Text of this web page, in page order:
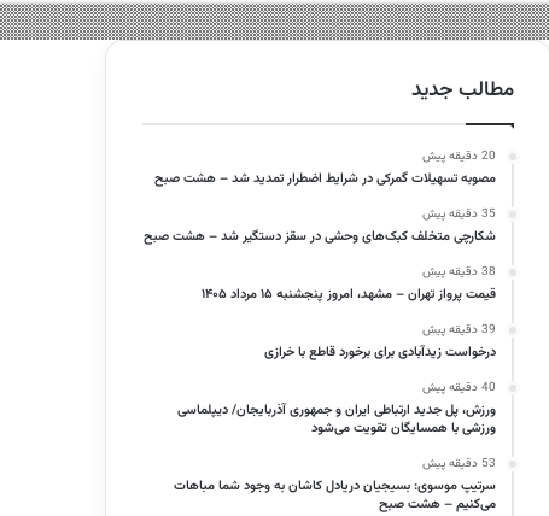
مطالب جدید
20 دقیقه پیش
مصوبه تسهیلات گمرکی در شرایط اضطرار تمدید شد – هشت صبح
35 دقیقه پیش
شکارچی متخلف کبک‌های وحشی در سقز دستگیر شد – هشت صبح
38 دقیقه پیش
قیمت پرواز تهران – مشهد، امروز پنجشنبه ۱۵ مرداد ۱۴۰۵
39 دقیقه پیش
درخواست زیدآبادی برای برخورد قاطع با خرازی
40 دقیقه پیش
ورزش، پل جدید ارتباطی ایران و جمهوری آذربایجان/ دیپلماسی
ورزشی با همسایگان تقویت می‌شود
53 دقیقه پیش
سرتیپ موسوی: بسیجیان دریادل کاشان به وجود شما مباهات
می‌کنیم – هشت صبح